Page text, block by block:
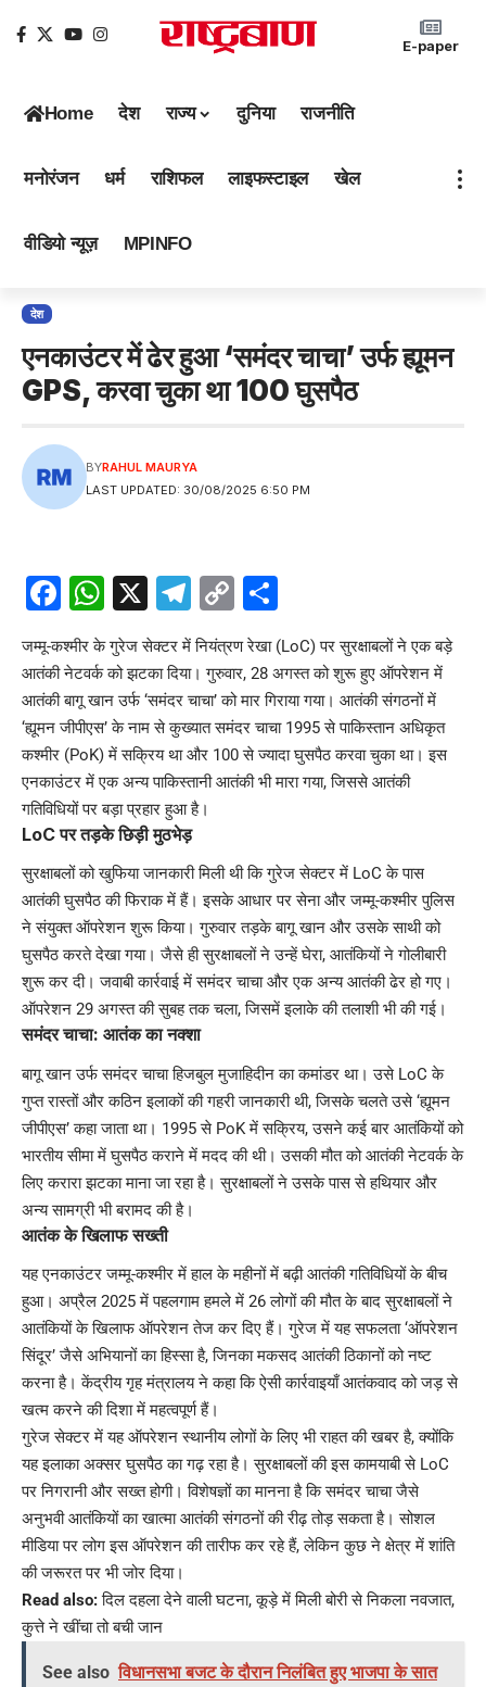
E-paper
Home देश राज्य दुनिया राजनीति
मनोरंजन धर्म राशिफल लाइफस्टाइल खेल
वीडियो न्यूज़ MPINFO
देश
एनकाउंटर में ढेर हुआ ‘समंदर चाचा’ उर्फ ह्यूमन
GPS, करवा चुका था 100 घुसपैठ
LAST UPDATED: 30/08/2025 6:50 PM
BYRAHUL MAURYA
Facebook
WhatsApp
X Telegram
Copy
Link
जम्मू-कश्मीर के गुरेज सेक्टर में नियंत्रण रेखा (LoC) पर सुरक्षाबलों ने एक बड़े
आतंकी नेटवर्क को झटका दिया। गुरुवार, 28 अगस्त को शुरू हुए ऑपरेशन में
आतंकी बागू खान उर्फ ‘समंदर चाचा’ को मार गिराया गया। आतंकी संगठनों में
‘ह्यूमन जीपीएस’ के नाम से कुख्यात समंदर चाचा 1995 से पाकिस्तान अधिकृत
कश्मीर (PoK) में सक्रिय था और 100 से ज्यादा घुसपैठ करवा चुका था। इस
एनकाउंटर में एक अन्य पाकिस्तानी आतंकी भी मारा गया, जिससे आतंकी
गतिविधियों पर बड़ा प्रहार हुआ है।
LoC पर तड़के छिड़ी मुठभेड़
सुरक्षाबलों को खुफिया जानकारी मिली थी कि गुरेज सेक्टर में LoC के पास
आतंकी घुसपैठ की फिराक में हैं। इसके आधार पर सेना और जम्मू-कश्मीर पुलिस
ने संयुक्त ऑपरेशन शुरू किया। गुरुवार तड़के बागू खान और उसके साथी को
घुसपैठ करते देखा गया। जैसे ही सुरक्षाबलों ने उन्हें घेरा, आतंकियों ने गोलीबारी
शुरू कर दी। जवाबी कार्रवाई में समंदर चाचा और एक अन्य आतंकी ढेर हो गए।
ऑपरेशन 29 अगस्त की सुबह तक चला, जिसमें इलाके की तलाशी भी की गई।
समंदर चाचा: आतंक का नक्शा
बागू खान उर्फ समंदर चाचा हिजबुल मुजाहिदीन का कमांडर था। उसे LoC के
गुप्त रास्तों और कठिन इलाकों की गहरी जानकारी थी, जिसके चलते उसे ‘ह्यूमन
जीपीएस’ कहा जाता था। 1995 से PoK में सक्रिय, उसने कई बार आतंकियों को
भारतीय सीमा में घुसपैठ कराने में मदद की थी। उसकी मौत को आतंकी नेटवर्क के
लिए करारा झटका माना जा रहा है। सुरक्षाबलों ने उसके पास से हथियार और
अन्य सामग्री भी बरामद की है।
आतंक के खिलाफ सख्ती
यह एनकाउंटर जम्मू-कश्मीर में हाल के महीनों में बढ़ी आतंकी गतिविधियों के बीच
हुआ। अप्रैल 2025 में पहलगाम हमले में 26 लोगों की मौत के बाद सुरक्षाबलों ने
आतंकियों के खिलाफ ऑपरेशन तेज कर दिए हैं। गुरेज में यह सफलता ‘ऑपरेशन
सिंदूर’ जैसे अभियानों का हिस्सा है, जिनका मकसद आतंकी ठिकानों को नष्ट
करना है। केंद्रीय गृह मंत्रालय ने कहा कि ऐसी कार्रवाइयाँ आतंकवाद को जड़ से
खत्म करने की दिशा में महत्वपूर्ण हैं।
गुरेज सेक्टर में यह ऑपरेशन स्थानीय लोगों के लिए भी राहत की खबर है, क्योंकि
यह इलाका अक्सर घुसपैठ का गढ़ रहा है। सुरक्षाबलों की इस कामयाबी से LoC
पर निगरानी और सख्त होगी। विशेषज्ञों का मानना है कि समंदर चाचा जैसे
अनुभवी आतंकियों का खात्मा आतंकी संगठनों की रीढ़ तोड़ सकता है। सोशल
मीडिया पर लोग इस ऑपरेशन की तारीफ कर रहे हैं, लेकिन कुछ ने क्षेत्र में शांति
की जरूरत पर भी जोर दिया।
Read also: दिल दहला देने वाली घटना, कूड़े में मिली बोरी से निकला नवजात,
कुत्ते ने खींचा तो बची जान
See also विधानसभा बजट के दौरान निलंबित हुए भाजपा के सात